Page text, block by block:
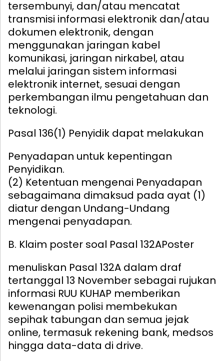
tersembunyi, dan/atau mencatat
transmisi informasi elektronik dan/atau
dokumen elektronik, dengan
menggunakan jaringan kabel
komunikasi, jaringan nirkabel, atau
melalui jaringan sistem informasi
elektronik internet, sesuai dengan
perkembangan ilmu pengetahuan dan
teknologi.
Pasal 136(1) Penyidik dapat melakukan
Penyadapan untuk kepentingan
Penyidikan.
(2) Ketentuan mengenai Penyadapan
sebagaimana dimaksud pada ayat (1)
diatur dengan Undang-Undang
mengenai penyadapan.
B. Klaim poster soal Pasal 132APoster
menuliskan Pasal 132A dalam draf
tertanggal 13 November sebagai rujukan
informasi RUU KUHAP memberikan
kewenangan polisi membekukan
sepihak tabungan dan semua jejak
online, termasuk rekening bank, medsos
hingga data-data di drive.